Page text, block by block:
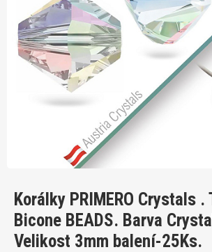
Korálky PRIMERO Crystals .
Bicone BEADS. Barva
Velikost 3mm balení-25Ks.